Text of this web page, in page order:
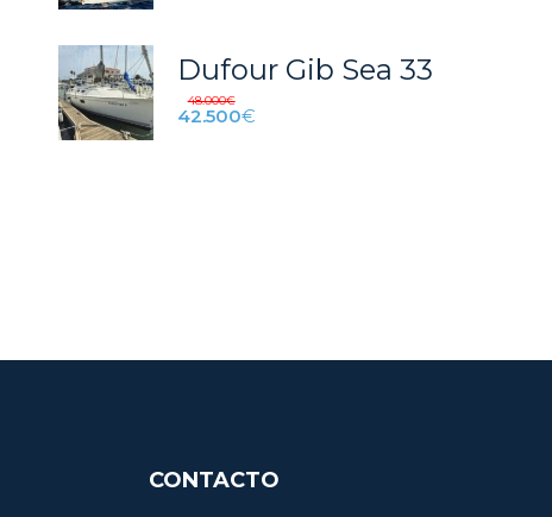
Dufour Gib Sea 33
48.000€
42.500€
CONTACTO